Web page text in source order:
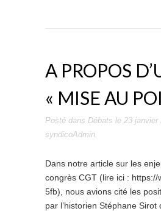
A PROPOS
« MISE AU
Posté dans Débats le 23 janvier
syndicoAdmin.
Dans notre article sur les
congrès CGT (lire ici : https://
5fb), nous avions cité les
par l’historien Stéphane Sirot